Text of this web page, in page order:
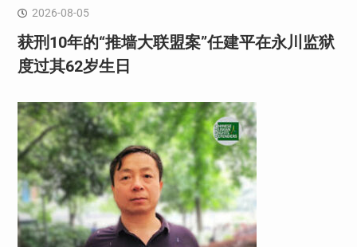
2026-08-05
获刑10年的“推墙大联盟案”任建平在永川监狱
度过其62岁生日